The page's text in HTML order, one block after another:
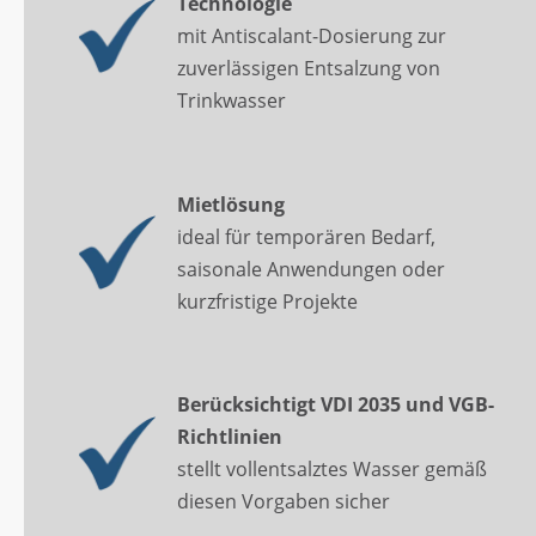
mit Antiscalant-Dosierung zur
zuverlässigen Entsalzung von
Trinkwasser
Mietlösung
ideal für temporären Bedarf,
saisonale Anwendungen oder
kurzfristige Projekte
Berücksichtigt VDI 2035 und VGB-
Richtlinien
stellt vollentsalztes Wasser gemäß
diesen Vorgaben sicher